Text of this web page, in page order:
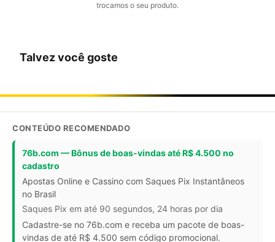
trocamos o seu produto.
Talvez você goste
CONTEÚDO RECOMENDADO
76b.com — Bônus de boas-vindas até R$ 4.500 no
cadastro
Apostas Online e Cassino com Saques Pix Instantâneos
no Brasil
Saques Pix em até 90 segundos, 24 horas por dia
Cadastre-se no 76b.com e receba um pacote de boas-
vindas de até R$ 4.500 sem código promocional.